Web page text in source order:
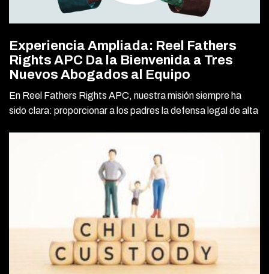
Experiencia Ampliada: Reel Fathers
Rights APC Da la Bienvenida a Tres
Nuevos Abogados al Equipo
En Reel Fathers Rights APC, nuestra misión siempre ha
sido clara: proporcionar a los padres la defensa legal de alta